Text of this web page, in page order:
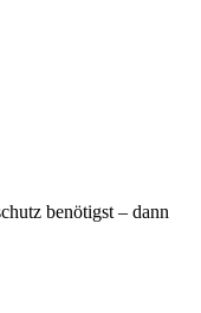
benötigst – dann